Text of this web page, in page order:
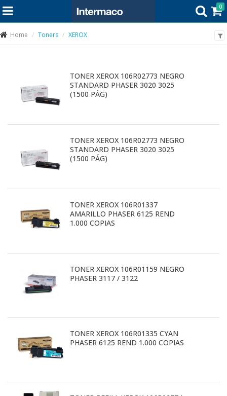
0
Home Toners XEROX
TONER XEROX 106R02773 NEGRO
STANDARD PHASER 3020 3025
(1500 PÁG)
TONER XEROX 106R02773 NEGRO
STANDARD PHASER 3020 3025
(1500 PÁG)
TONER XEROX 106R01337
AMARILLO PHASER 6125 REND
1.000 COPIAS
TONER XEROX 106R01159 NEGRO
PHASER 3117 / 3122
TONER XEROX 106R01335 CYAN
PHASER 6125 REND 1.000 COPIAS